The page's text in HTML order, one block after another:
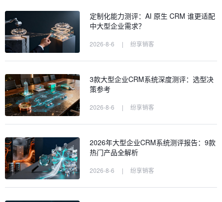
定制化能力测评：AI 原生 CRM 谁更适配
中大型企业需求？
2026-8-6 | 纷享销客
3款大型企业CRM系统深度测评：选型决
策参考
2026-8-6 | 纷享销客
2026年大型企业CRM系统测评报告：9款
热门产品全解析
2026-8-6 | 纷享销客